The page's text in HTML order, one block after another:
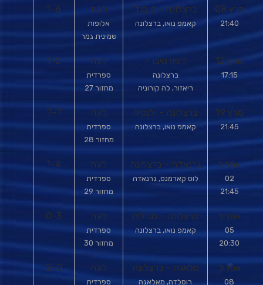
מרץ 08
21:40
ברצלונה - פ.ס.ז'
קאמפ נואו, ברצלונה
ליגת
אלופות
שמינית גמר
1-6
מרץ 12
17:15
דפורטיבו -
ברצלונה
ריאזור, לה קורוניה
ליגה
ספרדית
מחזור 27
1-2
מרץ 19
21:45
ברצלונה - ולנסיה
קאמפ נואו, ברצלונה
ליגה
ספרדית
מחזור 28
?-?
אפריל
02
21:45
גרנאדה - ברצלונה
לוס קארמנס, גרנאדה
ליגה
ספרדית
מחזור 29
1-4
אפריל
05
20:30
ברצלונה - סביליה
קאמפ נואו, ברצלונה
ליגה
ספרדית
מחזור 30
0-3
אפריל
08
מלאגה - ברצלונה
רוסלדה, מאלאגה
ליגה
ספרדית
2-0